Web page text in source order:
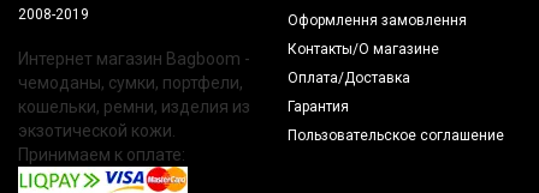
2008-2019
Интернет магазин Bagboom -
чемоданы, сумки, портфели,
кошельки, ремни, изделия из
экзотической кожи.
Принимаем к оплате:
Оформлення замовлення
Контакты/О магазине
Оплата/Доставка
Гарантия
Пользовательское соглашение